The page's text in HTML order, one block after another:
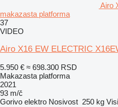
Airo
makazasta platforma
37
VIDEO
Airo X16 EW ELECTRIC
5.950 € ≈ 698.300 RSD
Makazasta platforma
2021
93 m/č
Gorivo elektro Nosivost 250 kg